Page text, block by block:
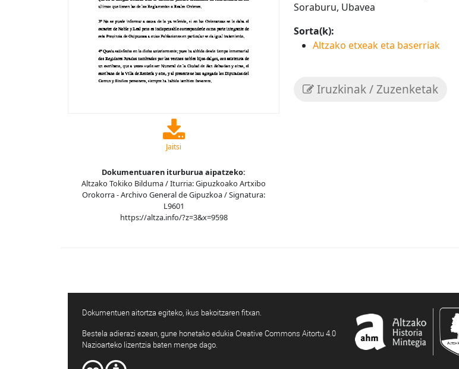
Jaitsi
Dokumentuaren iturburua aipatzeko:
Altzako Tokiko Bilduma / Iturria: Gipuzkoako Artxibo
Orokorra - Archivo General de Gipuzkoa / Signatura:
L9601
https://altza.info/?z=3&x=9598
Soraburu, Ubavea
Sorta(k):
Altzako etxeak eta baserriak
Iruzkinak / Zuzenketak
Dokumentuen aitortza egiteko, ikus bakoitzaren fitxan.
Bestela adierazi ezean, gune honetako edukia Creative Commons Aitortu 4.0
Nazioarteko lizentzia baten menpe dago.